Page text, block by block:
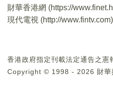
財華香港網 (https://
現代電視 (http://www.fintv.com)
香港政府指定刊載法定通告之憲
Copyright © 1998 - 2026 財華